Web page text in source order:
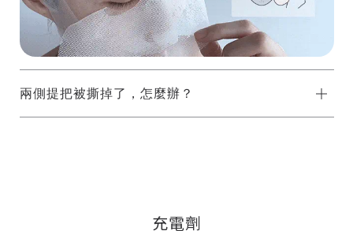
兩側提把被撕掉了，怎麼辦？
充電劑